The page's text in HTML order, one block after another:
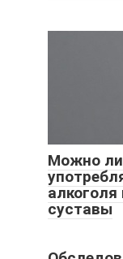
Можно ли
алкоголя
суставы